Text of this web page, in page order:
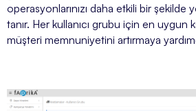
operasyonlarınızı daha etkili bir
tanır. Her kullanıcı grubu için en uygun
müşteri memnuniyetini artırmaya